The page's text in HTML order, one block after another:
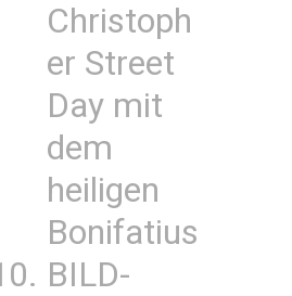
Christoph
er Street
Day mit
dem
heiligen
Bonifatius
BILD-